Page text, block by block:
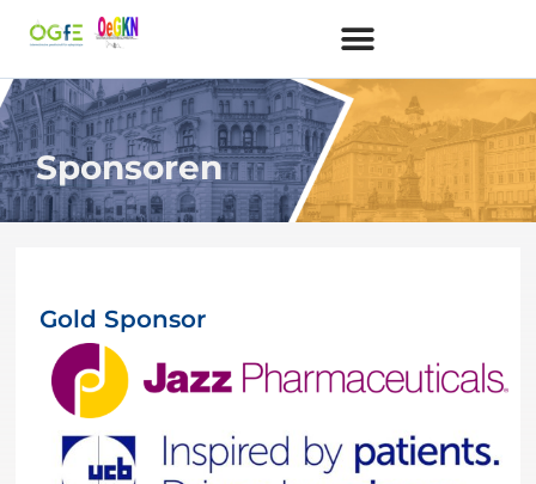
Sponsoren
Gold Sponsor